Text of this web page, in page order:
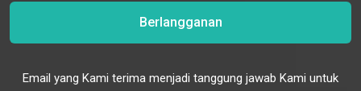
Berlangganan
Email yang Kami terima menjadi tanggung jawab Kami untuk